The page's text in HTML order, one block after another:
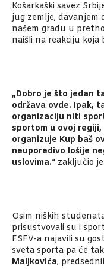
Košarkaški savez
jug zemlje, davanjem
našem gradu u
naišli na reakciju koja
„Dobro je što jedan
održava ovde. Ipak,
organizaciju niti
sportom u ovoj
organizuje Kup baš
neuporedivo lošije
uslovima.“ zaključio
Osim niških
prisustvovali su i
FSFV-a najavili su
sveta sporta pa će
Maljkovića,